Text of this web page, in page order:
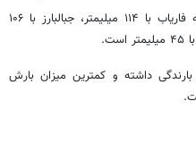
وی بیان کرد: بیشترین بارندگی مربوط به فاریاب با ۱۱۴ میلیمتر، جبالبارز با ۱۰۶
شهر کرمان ۲۰ میلیمتر بارندگی داشته و کمترین میزان بارش